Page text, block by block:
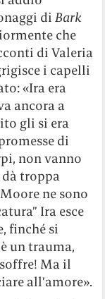
diBark
che
di Valeria
i capelli
«Ira era
ancora a
gli si era
di
non vanno
dà troppa
ne sono
Ira esce
finché si
un trauma,
Ma il
all’amore».